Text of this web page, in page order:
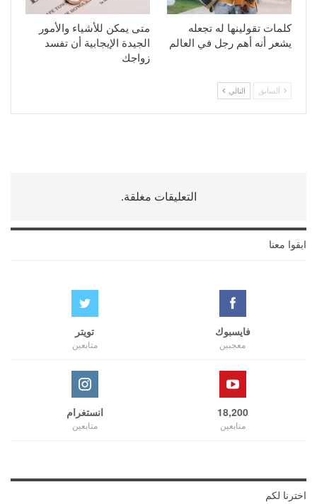
كلمات تقولينها له تجعله
يشعر أنه أهم رجل في العالم
متى يمكن للأشياء والأمور
الجيدة الإيجابية أن تفسد
زواجك
السابق التالي
التعليقات مغلقة.
ابقوا معنا
فايسبوك
معجبين
تويتر
متابعين
18,200
متابعين
انستغرام
متابعين
اخترنا لكم